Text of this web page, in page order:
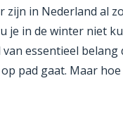
zijn in Nederland al
je in de winter niet
essentieel
pad gaat. Maar hoe